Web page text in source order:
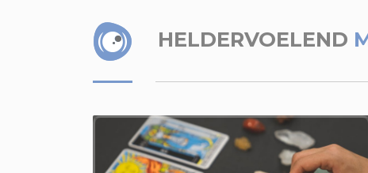
HELDERVOELEND